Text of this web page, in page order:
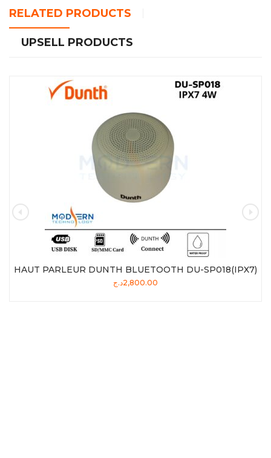
RELATED PRODUCTS
UPSELL PRODUCTS
HAUT PARLEUR DUNTH BLUETOOTH DU-SP018(IPX7)
2,800.00د.ج